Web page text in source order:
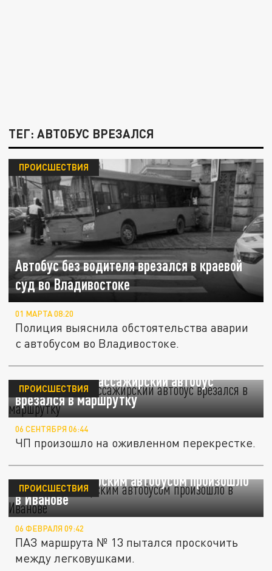
ТЕГ: АВТОБУС ВРЕЗАЛСЯ
Автобус без водителя врезался в краевой
суд во Владивостоке
ПРОИСШЕСТВИЯ
01 МАРТА 08:20
Полиция выяснила обстоятельства аварии
с автобусом во Владивостоке.
В Челябинске пассажирский автобус
врезался в маршрутку
ПРОИСШЕСТВИЯ
06 СЕНТЯБРЯ 06:44
ЧП произошло на оживленном перекрестке.
ДТП с пассажирским автобусом произошло
в Иванове
ПРОИСШЕСТВИЯ
06 ФЕВРАЛЯ 09:42
ПАЗ маршрута № 13 пытался проскочить
между легковушками.